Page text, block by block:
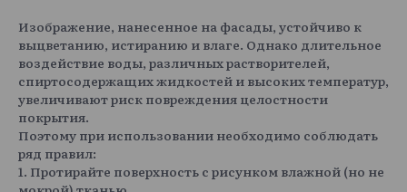
Изображение, нанесенное на фасады, устойчиво к
выцветанию, истиранию и влаге. Однако длительное
воздействие воды, различных растворителей,
спиртосодержащих жидкостей и высоких температур,
увеличивают риск повреждения целостности
покрытия.
Поэтому при использовании необходимо соблюдать
ряд правил:
1. Протирайте поверхность с рисунком влажной (но не